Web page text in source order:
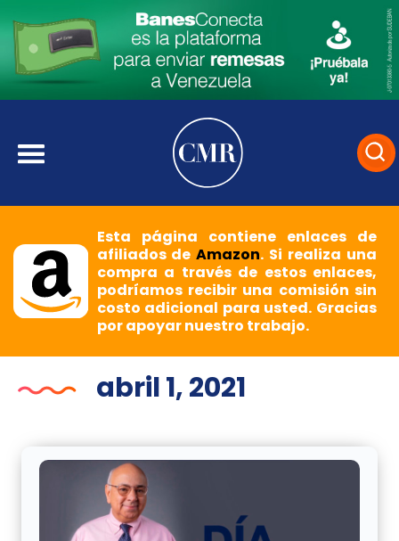
Esta página contiene enlaces de
afiliados deAmazon. Si realiza una
compra a través de estos enlaces,
podríamos recibir una comisión sin
costo adicional para usted. Gracias
por apoyar nuestro trabajo.
abril 1, 2021